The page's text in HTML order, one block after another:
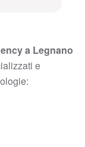
a Legnano
e